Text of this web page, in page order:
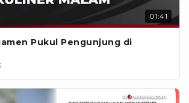
01:41
Pukul Pengunjung di